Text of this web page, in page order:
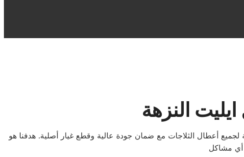
النزهة
أعطال الثلاجات مع ضمان جودة عالية وقطع غيار أصلية. هدفنا هو